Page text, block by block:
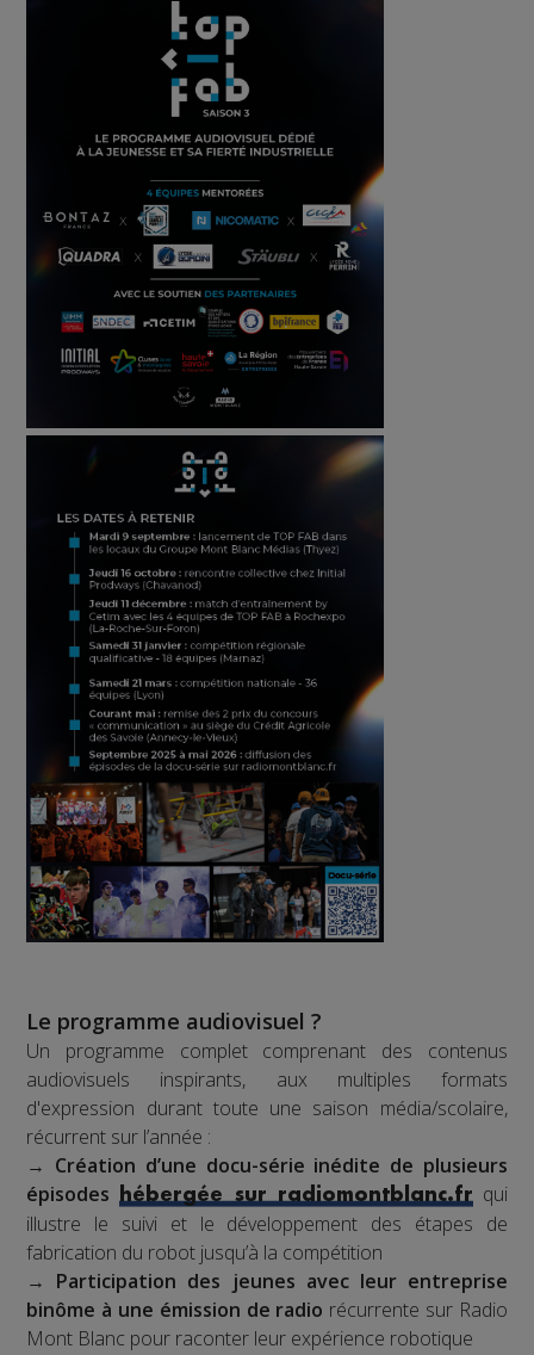
Le programme audiovisuel ?
Un programme complet comprenant des contenus
audiovisuels inspirants, aux multiples formats
d'expression durant toute une saison média/scolaire,
récurrent sur l’année :
→ Création d’une docu-série inédite de plusieurs
épisodes
hébergée sur radiomontblanc.frqui
illustre le suivi et le développement des étapes de
fabrication du robot jusqu’à la compétition
→ Participation des jeunes avec leur entreprise
binôme à une émission de radio récurrente sur Radio
Mont Blanc pour raconter leur expérience robotique